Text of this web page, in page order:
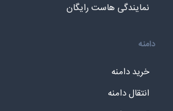
نمایندگی هاست رایگان
دامنه
خرید دامنه
انتقال دامنه